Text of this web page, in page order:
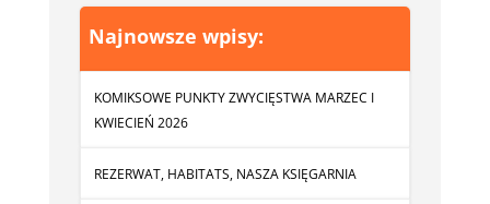
Najnowsze wpisy:
KOMIKSOWE PUNKTY ZWYCIĘSTWA MARZEC I
KWIECIEŃ 2026
REZERWAT, HABITATS, NASZA KSIĘGARNIA